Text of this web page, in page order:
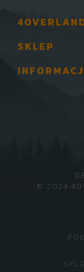
SKLEP
© 2024